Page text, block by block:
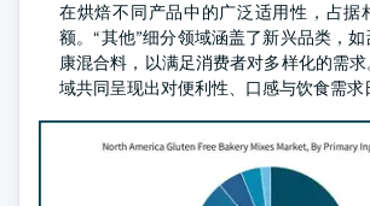
在烘焙不同产品中的广泛适用性，占据
额。“其他”细分领域涵盖了新兴品类，
康混合料，以满足消费者对多样化的需
域共同呈现出对便利性、口感与饮食需求